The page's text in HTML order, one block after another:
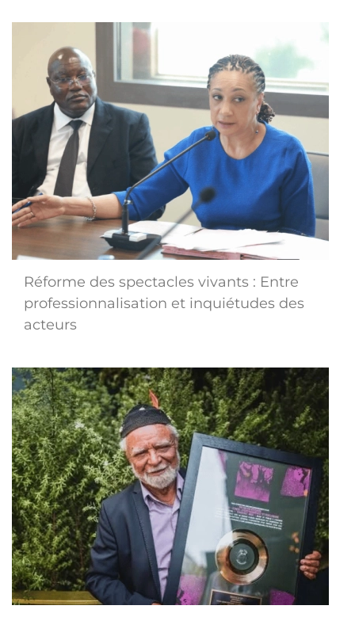
Réforme des spectacles vivants : Entre
professionnalisation et inquiétudes des
acteurs